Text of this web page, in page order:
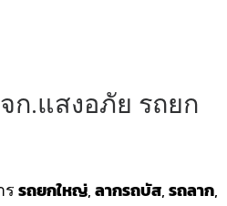
.แสงอภัย รถยก
รถยกใหญ่,ลากรถบัส,รถลาก,